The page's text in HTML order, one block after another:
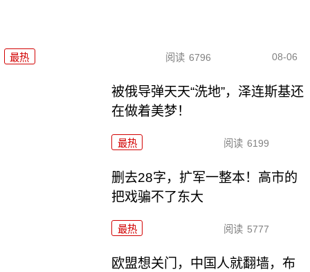
最热 阅读 6796 08-06
被俄导弹天天“洗地”，泽连斯基还
在做着美梦！
最热 阅读 6199
删去28字，扩军一整本！高市的
把戏骗不了东大
最热 阅读 5777
欧盟想关门，中国人就翻墙，布